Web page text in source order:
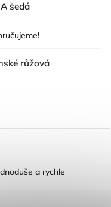
šedá
růžová
a rychle